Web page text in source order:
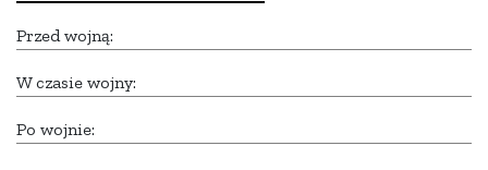
Przed wojną:
W czasie wojny:
Po wojnie: